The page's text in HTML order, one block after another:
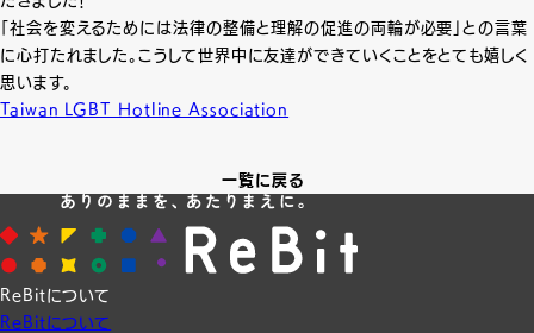
「社会を変えるためには法律の整備と理解の促進の両輪が必要」との言葉
に心打たれました。こうして世界中に友達ができていくことをとても嬉しく
思います。
Taiwan LGBT Hotline Association
一覧に戻る
ReBitについて
ReBitについて